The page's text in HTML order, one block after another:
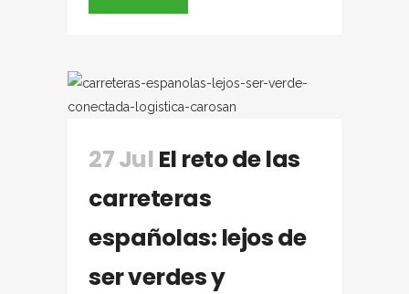
27 Jul El reto de las
carreteras
españolas: lejos de
ser verdes y